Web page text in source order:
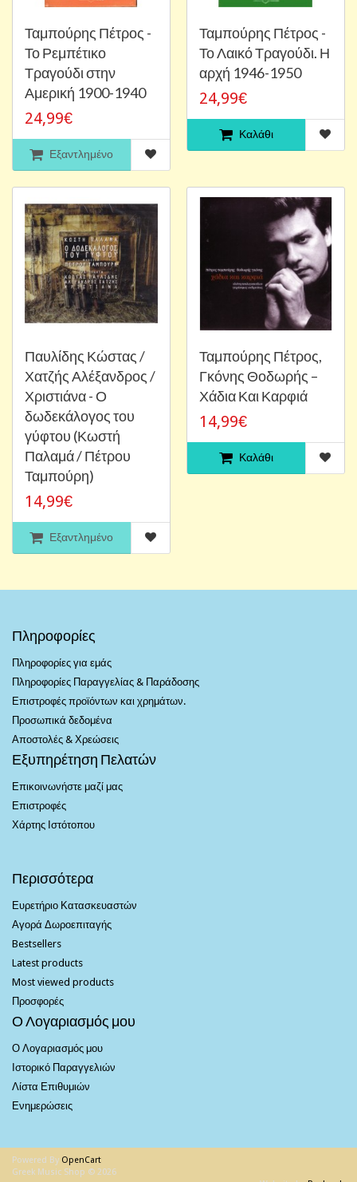
Ταμπούρης Πέτρος -
Το Ρεμπέτικο
Τραγούδι στην
Αμερική 1900-1940
24,99€
Εξαντλημένο
Ταμπούρης Πέτρος -
Το Λαικό Τραγούδι. Η
αρχή 1946-1950
24,99€
Καλάθι
Παυλίδης Κώστας /
Χατζής Αλέξανδρος /
Χριστιάνα - Ο
δωδεκάλογος του
γύφτου (Κωστή
Παλαμά / Πέτρου
Ταμπούρη)
14,99€
Εξαντλημένο
Ταμπούρης Πέτρος,
Γκόνης Θοδωρής –
Χάδια Και Καρφιά
14,99€
Καλάθι
Πληροφορίες
Πληροφορίες για εμάς
Πληροφορίες Παραγγελίας & Παράδοσης
Επιστροφές προϊόντων και χρημάτων.
Προσωπικά δεδομένα
Αποστολές & Χρεώσεις
Εξυπηρέτηση Πελατών
Επικοινωνήστε μαζί μας
Επιστροφές
Χάρτης Ιστότοπου
Περισσότερα
Ευρετήριο Κατασκευαστών
Αγορά Δωροεπιταγής
Bestsellers
Latest products
Most viewed products
Προσφορές
Ο Λογαριασμός μου
Ο Λογαριασμός μου
Ιστορικό Παραγγελιών
Λίστα Επιθυμιών
Ενημερώσεις
Powered By OpenCart
Greek Music Shop © 2026